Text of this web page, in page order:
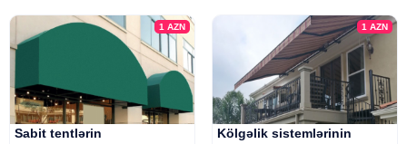
1AZN
Sabit tentlərin
1 AZN
Kölgəlik sistemlərinin